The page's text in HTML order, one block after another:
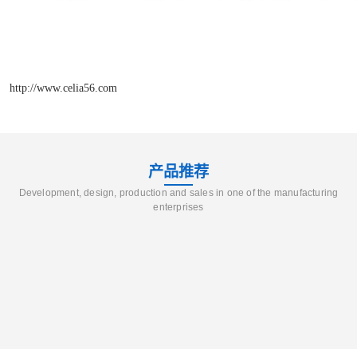
http://www.celia56.com
产品推荐
Development, design, production and sales in one of the manufacturing
enterprises